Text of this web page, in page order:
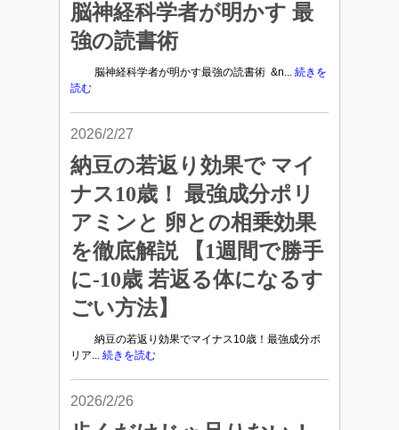
脳神経科学者が明かす 最
強の読書術
脳神経科学者が明かす最強の読書術 &n... 続きを
読む
2026/2/27
納豆の若返り効果で マイ
ナス10歳！ 最強成分ポリ
アミンと 卵との相乗効果
を徹底解説 【1週間で勝手
に-10歳 若返る体になるす
ごい方法】
納豆の若返り効果でマイナス10歳！最強成分ポ
リア... 続きを読む
2026/2/26